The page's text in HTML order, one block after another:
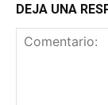
DEJA UNA